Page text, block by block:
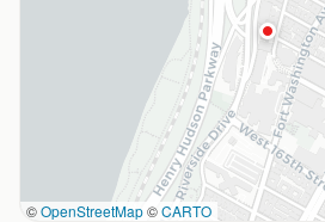
©OpenStreetMap©CARTO